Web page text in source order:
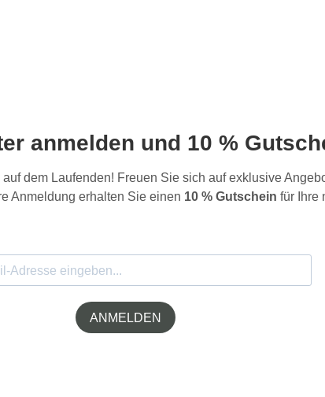
anmelden und 10 %
dem Laufenden! Freuen Sie sich auf exklusive
Anmeldung erhalten Sie einen 10 % Gutschein für Ihre
ANMELDEN